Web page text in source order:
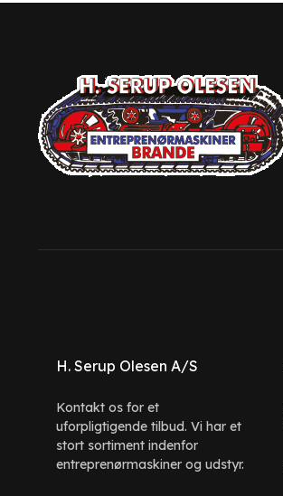
H. Serup Olesen A/S
Kontakt os for et
uforpligtigende tilbud. Vi har et
stort sortiment indenfor
entreprenørmaskiner og udstyr.